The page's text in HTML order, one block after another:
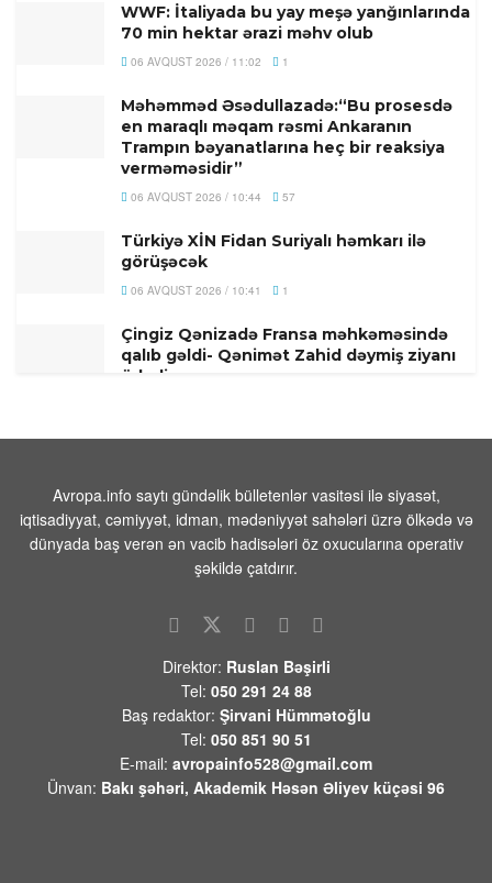
WWF: İtaliyada bu yay meşə yanğınlarında
70 min hektar ərazi məhv olub
06 AVQUST 2026 / 11:02 1
Məhəmməd Əsədullazadə:“Bu prosesdə
en maraqlı məqam rəsmi Ankaranın
Trampın bəyanatlarına heç bir reaksiya
verməməsidir”
06 AVQUST 2026 / 10:44 57
Türkiyə XİN Fidan Suriyalı həmkarı ilə
görüşəcək
06 AVQUST 2026 / 10:41 1
Çingiz Qənizadə Fransa məhkəməsində
qalıb gəldi- Qənimət Zahid dəymiş ziyanı
ödədi
iddia edilib
06 AVQUST 2026 / 10:22 1
Ceyhun Bayramov Ukraynada səfərdə
motosikleti külə çevirib
06 AVQUST 2026 / 9:59 11
Tramp ABŞ-da silah-sursat çatışmazlığı ilə
bağlı nəşrləri həbs cəzası ilə hədələyib
06 AVQUST 2026 / 9:48 5
Avropa.info saytı gündəlik bülletenlər vasitəsi ilə siyasət,
iqtisadiyyat, cəmiyyət, idman, mədəniyyət sahələri üzrə ölkədə və
dünyada baş verən ən vacib hadisələri öz oxucularına operativ
şəkildə çatdırır.
Direktor: Ruslan Bəşirli
Tel: 050 291 24 88
Baş redaktor: Şirvani Hümmətoğlu
Tel: 050 851 90 51
E-mail: avropainfo528@gmail.com
Ünvan: Bakı şəhəri, Akademik Həsən Əliyev küçəsi 96